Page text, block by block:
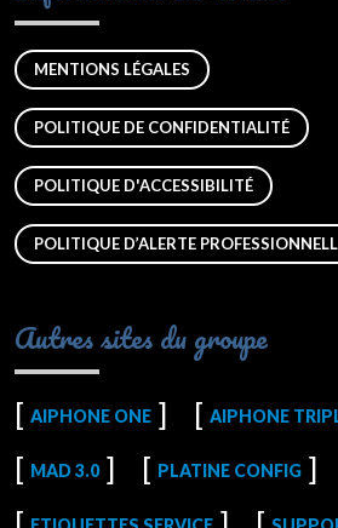
MENTIONS LÉGALES
POLITIQUE DE CONFIDENTIALITÉ
POLITIQUE D'ACCESSIBILITÉ
POLITIQUE D’ALERTE
Autres sites du groupe
AIPHONE ONE AIPHONE
MAD 3.0 PLATINE CONFIG